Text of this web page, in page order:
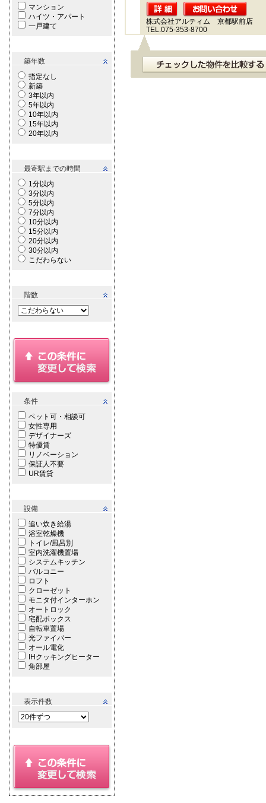
マンション
ハイツ・アパート
一戸建て
築年数
指定なし
新築
3年以内
5年以内
10年以内
15年以内
20年以内
最寄駅までの時間
1分以内
3分以内
5分以内
7分以内
10分以内
15分以内
20分以内
30分以内
こだわらない
階数
条件
ペット可・相談可
女性専用
デザイナーズ
特優賃
リノベーション
保証人不要
UR賃貸
設備
追い炊き給湯
浴室乾燥機
トイレ/風呂別
室内洗濯機置場
システムキッチン
バルコニー
ロフト
クローゼット
モニタ付インターホン
オートロック
宅配ボックス
自転車置場
光ファイバー
オール電化
IHクッキングヒーター
角部屋
表示件数
株式会社アルティム 京都駅前店
TEL.075-353-8700